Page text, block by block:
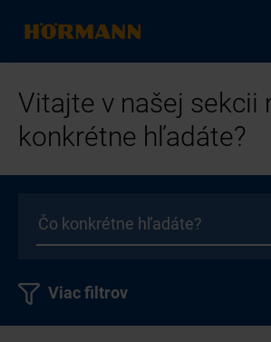
Vitajte v našej sekcii
konkrétne hľadáte?
Viac filtrov